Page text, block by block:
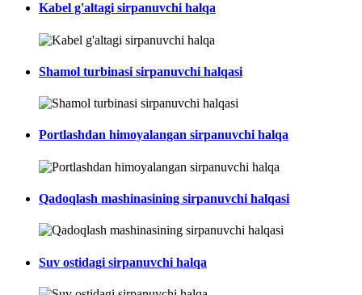
Kabel g'altagi sirpanuvchi halqa
Shamol turbinasi sirpanuvchi halqasi
Portlashdan himoyalangan sirpanuvchi halqa
Qadoqlash mashinasining sirpanuvchi halqasi
Suv ostidagi sirpanuvchi halqa